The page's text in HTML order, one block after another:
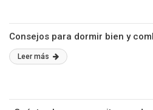
Consejos para dormir bien y
Leer más